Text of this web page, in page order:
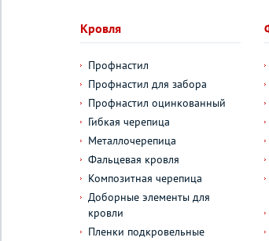
Кровля
Профнастил
Профнастил для забора
Профнастил оцинкованный
Гибкая черепица
Металлочерепица
Фальцевая кровля
Композитная черепица
Доборные элементы для
кровли
Пленки подкровельные